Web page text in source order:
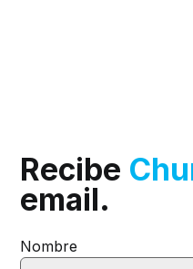
Recibe
email.
Nombre